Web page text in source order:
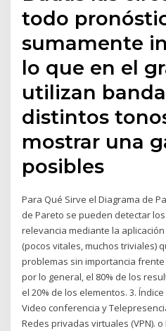
todo
sumamente
lo que en el
utilizan
distintos
mostrar una
posibles
Para Qué Sirve el Diagrama de
de Pareto se pueden detectar
relevancia mediante la
(pocos vitales, muchos triviales)
problemas sin importancia
por lo general, el 80% de los
el 20% de los elementos. 3.
Video conferencia y
Redes privadas virtuales (VPN).